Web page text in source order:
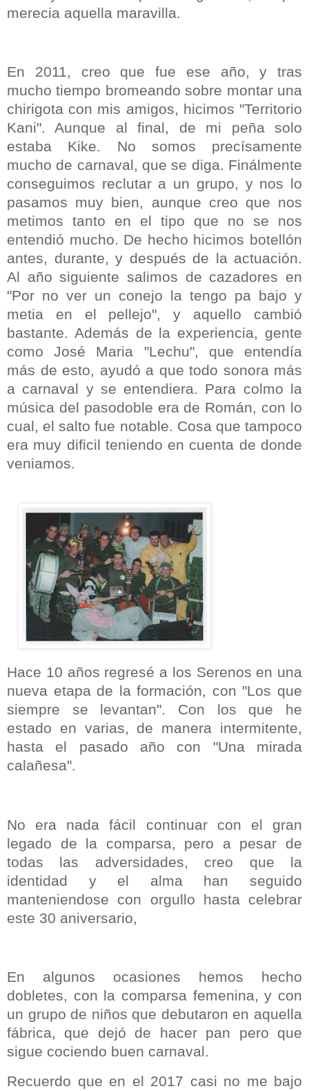
merecia aquella maravilla.
En 2011, creo que fue ese año, y tras
mucho tiempo bromeando sobre montar una
chirigota con mis amigos, hicimos "Territorio
Kani". Aunque al final, de mi peña solo
estaba Kike. No somos precísamente
mucho de carnaval, que se diga. Finálmente
conseguimos reclutar a un grupo, y nos lo
pasamos muy bien, aunque creo que nos
metimos tanto en el tipo que no se nos
entendió mucho. De hecho hicimos botellón
antes, durante, y después de la actuación.
Al año siguiente salimos de cazadores en
"Por no ver un conejo la tengo pa bajo y
metia en el pellejo", y aquello cambió
bastante. Además de la experiencia, gente
como José Maria "Lechu", que entendía
más de esto, ayudó a que todo sonora más
a carnaval y se entendiera. Para colmo la
música del pasodoble era de Román, con lo
cual, el salto fue notable. Cosa que tampoco
era muy dificil teniendo en cuenta de donde
veniamos.
Hace 10 años regresé a los Serenos en una
nueva etapa de la formación, con "Los que
siempre se levantan". Con los que he
estado en varias, de manera intermitente,
hasta el pasado año con "Una mirada
calañesa".
No era nada fácil continuar con el gran
legado de la comparsa, pero a pesar de
todas las adversidades, creo que la
identidad y el alma han seguido
manteniendose con orgullo hasta celebrar
este 30 aniversario,
En algunos ocasiones hemos hecho
dobletes, con la comparsa femenina, y con
un grupo de niños que debutaron en aquella
fábrica, que dejó de hacer pan pero que
sigue cociendo buen carnaval.
Recuerdo que en el 2017 casi no me bajo